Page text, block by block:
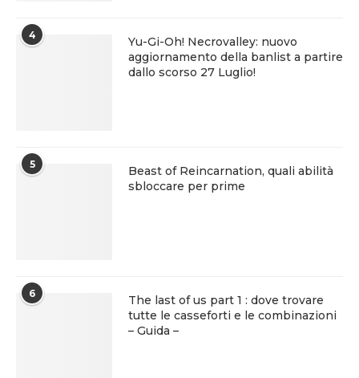
4
Yu-Gi-Oh! Necrovalley: nuovo
aggiornamento della banlist a partire
dallo scorso 27 Luglio!
5
Beast of Reincarnation, quali abilità
sbloccare per prime
6
The last of us part 1 : dove trovare
tutte le casseforti e le combinazioni
– Guida –